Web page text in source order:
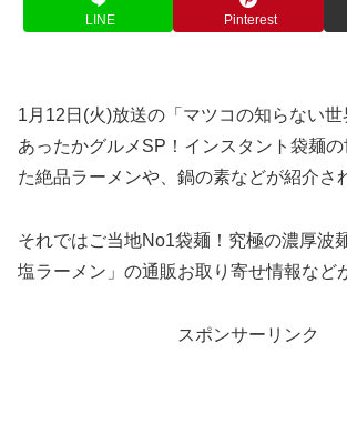
LINE Pinterest
1月12日(火)放送の「マツコの知らない
あったかグルメSP！インスタント袋麺
た絶品ラーメンや、鍋の素などが紹介さ
それではご当地No1袋麺！究極の濃厚波
塩ラーメン」の通販お取り寄せ情報など
スポンサーリンク